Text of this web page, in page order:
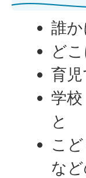
誰
ど
育
学
と
こ
な